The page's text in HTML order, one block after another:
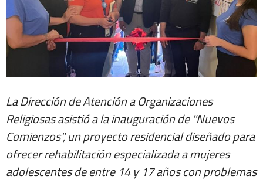
La Dirección de Atención a Organizaciones
Religiosas asistió a la inauguración de "Nuevos
Comienzos", un proyecto residencial diseñado para
ofrecer rehabilitación especializada a mujeres
adolescentes de entre 14 y 17 años con problemas